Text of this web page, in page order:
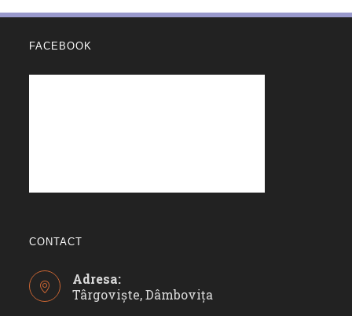
FACEBOOK
CONTACT
Adresa:
Târgoviște, Dâmbovița